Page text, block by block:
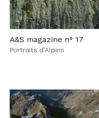
A&S magazine n° 17
Portraits d’Alpins